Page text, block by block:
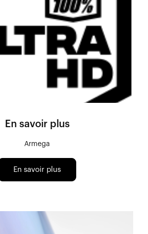
En savoir plus
Armega
En savoir plus